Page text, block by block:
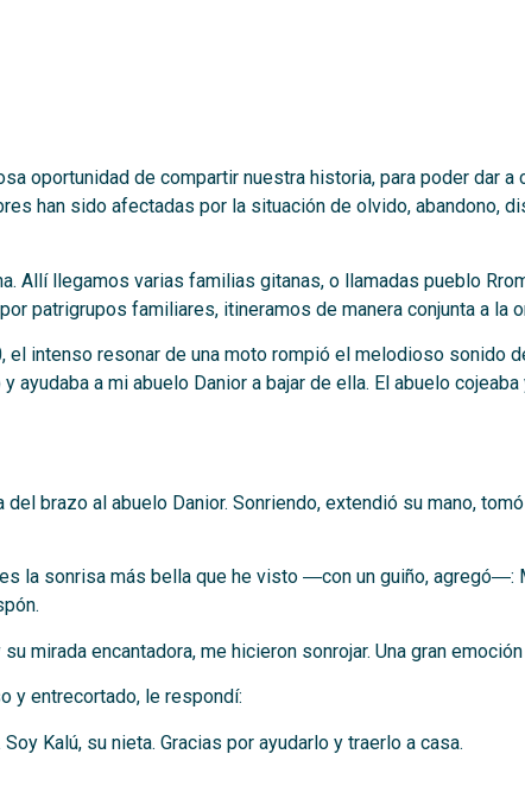
oportunidad de compartir nuestra historia, para poder dar a
han sido afectadas por la situación de olvido, abandono,
Allí llegamos varias familias gitanas, o llamadas pueblo
patrigrupos familiares, itineramos de manera conjunta a la
el intenso resonar de una moto rompió el melodioso sonido
ayudaba a mi abuelo Danior a bajar de ella. El abuelo
del brazo al abuelo Danior. Sonriendo, extendió su mano,
la sonrisa más bella que he visto ―con un guiño, agregó―:
mirada encantadora, me hicieron sonrojar. Una gran
y entrecortado, le respondí:
Kalú, su nieta. Gracias por ayudarlo y traerlo a casa.